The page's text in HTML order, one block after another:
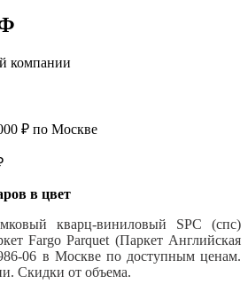
компании
₽ по Москве
в цвет
кварц-виниловый SPC (спс)
Fargo Parquet (Паркет Английская
06 в Москве по доступным ценам.
Скидки от объема.